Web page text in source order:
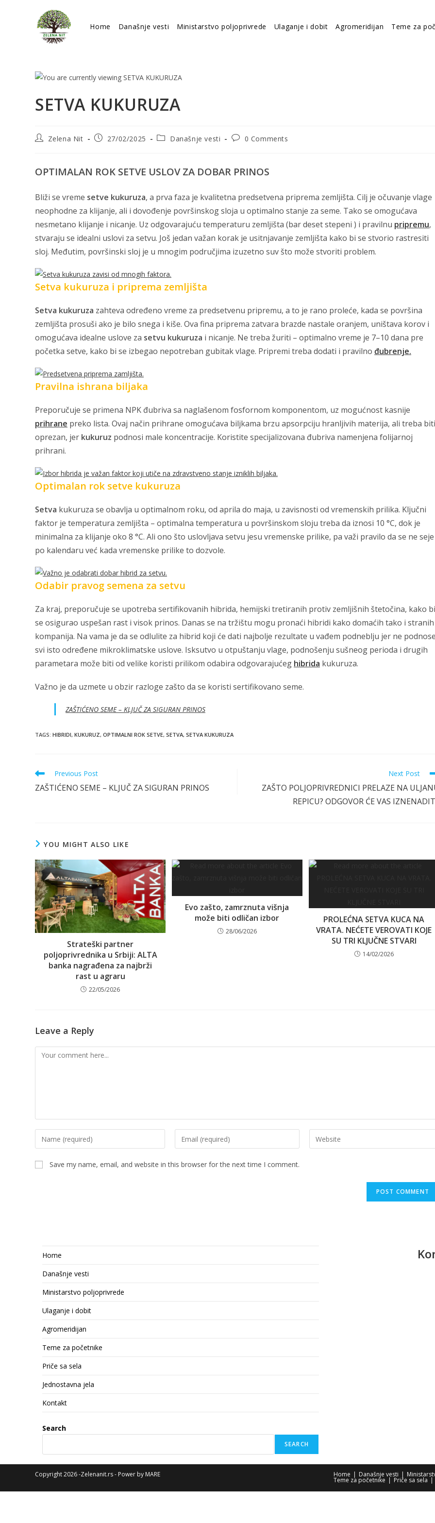
Home Današnje vesti Ministarstvo poljoprivrede Ulaganje i dobit Agromeridijan Teme za
SETVA KUKURUZA
PostZelena Nit
Post27/02/2025
PostDanašnje vesti
Post0 Comments
OPTIMALAN ROK SETVE USLOV ZA DOBAR PRINOS
Bliži se vreme setve kukuruza, a prva faza je kvalitetna predsetvena priprema zemljišta. Cilj je očuvanje vlage
neophodne za klijanje, ali i dovođenje površinskog sloja u optimalno stanje za seme. Tako se omogućava
nesmetano klijanje i nicanje. Uz odgovarajuću temperaturu zemljišta (bar deset stepeni ) i pravilnu pripremu,
stvaraju se idealni uslovi za setvu. Još jedan važan korak je usitnjavanje zemljišta kako bi se stvorio rastresiti
sloj. Međutim, površinski sloj je u mnogim područjima izuzetno suv što može stvoriti problem.
Setva kukuruza i priprema zemljišta
Setva kukuruza zahteva određeno vreme za predsetvenu pripremu, a to je rano proleće, kada se površina
zemljišta prosuši ako je bilo snega i kiše. Ova fina priprema zatvara brazde nastale oranjem, uništava korov i
omogućava idealne uslove za setvu kukuruza i nicanje. Ne treba žuriti – optimalno vreme je 7–10 dana pre
početka setve, kako bi se izbegao nepotreban gubitak vlage. Pripremi treba dodati i pravilno đubrenje.
Pravilna ishrana biljaka
Preporučuje se primena NPK đubriva sa naglašenom fosfornom komponentom, uz mogućnost kasnije
prihrane preko lista. Ovaj način prihrane omogućava biljkama brzu apsorpciju hranljivih materija, ali treba biti
oprezan, jer kukuruz podnosi male koncentracije. Koristite specijalizovana đubriva namenjena folijarnoj
prihrani.
Optimalan rok setve kukuruza
Setva kukuruza se obavlja u optimalnom roku, od aprila do maja, u zavisnosti od vremenskih prilika. Ključni
faktor je temperatura zemljišta – optimalna temperatura u površinskom sloju treba da iznosi 10 °C, dok je
minimalna za klijanje oko 8 °C. Ali ono što uslovljava setvu jesu vremenske prilike, pa važi pravilo da se ne seje
po kalendaru već kada vremenske prilike to dozvole.
Odabir pravog semena za setvu
Za kraj, preporučuje se upotreba sertifikovanih hibrida, hemijski tretiranih protiv zemljišnih štetočina, kako bi
se osigurao uspešan rast i visok prinos. Danas se na tržištu mogu pronaći hibridi kako domaćih tako i stranih
kompanija. Na vama je da se odlulite za hibrid koji će dati najbolje rezultate u vađem podneblju jer ne
svi isto određene mikroklimatske uslove. Isksutvo u otpuštanju vlage, podnošenju sušneog perioda i drugih
parametara može biti od velike koristi prilikom odabira odgovarajućeg hibrida kukuruza.
Važno je da uzmete u obzir razloge zašto da se koristi sertifikovano seme.
ZAŠTIĆENO SEME – KLJUČ ZA SIGURAN PRINOS
TAGS: HIBRIDI, KUKURUZ, OPTIMALNI ROK SETVE, SETVA, SETVA KUKURUZA
Read
more
articles
Previous Post
ZAŠTIĆENO SEME – KLJUČ ZA SIGURAN PRINOS
Next Post
ZAŠTO POLJOPRIVREDNICI PRELAZE NA
REPICU? ODGOVOR ĆE VAS
YOU MIGHT ALSO LIKE
Strateški partner
poljoprivrednika u Srbiji: ALTA
banka nagrađena za najbrži
rast u agraru
22/05/2026
Evo zašto, zamrznuta višnja
može biti odličan izbor
28/06/2026
PROLEĆNA SETVA KUCA NA
VRATA. NEĆETE VEROVATI KOJE
SU TRI KLJUČNE STVARI
14/02/2026
Leave a Reply
Comment
Enter
your
name
or
Enter
your
Enter
your
Save my name, email, and website in this browser for the next time I comment.
Home
Današnje vesti
Ministarstvo poljoprivrede
Ulaganje i dobit
Agromeridijan
Teme za početnike
Priče sa sela
Jednostavna jela
Kontakt
Search
SEARCH
Home Današnje vesti
Teme za početnike Priče sa sela
Copyright 2026 -Zelenanit.rs - Power by MARE